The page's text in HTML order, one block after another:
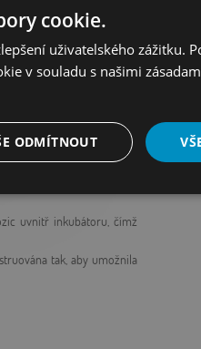
a inkubaci s maximální
mikrodestiček a je
destiček. Jeho design
Časová dostupnost
Možnost měděné
je možné je sterilizovat v
umožňuje regulaci
uvnitř inkubátoru, čímž
tak, aby umožnila
cookie.
uživatelského zážitku.
v souladu s našimi
ODMÍTNOUT
cílení Funkční soubory